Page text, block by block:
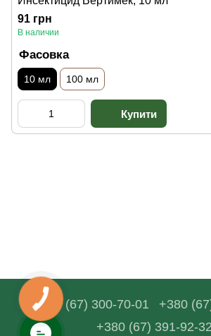
91 грн
В наличии
Фасовка
10 мл 100 мл
+380 (67) 300-70-01
+380
+380 (67) 391-92-32